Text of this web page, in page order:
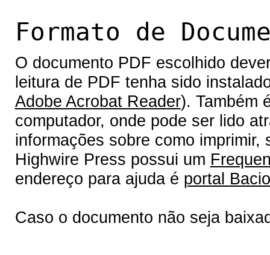
Formato de
O documento PDF escolhido
leitura de PDF tenha sido
Adobe Acrobat Reader). Também
computador, onde pode ser lido
informações sobre como
Highwire Press possui um
endereço para ajuda é portal
Caso o documento não seja